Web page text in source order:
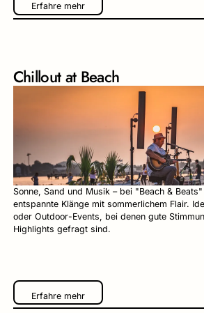
Erfahre mehr
Chillout at Beach
Sonne, Sand und Musik – bei "Beach &
entspannte Klänge mit sommerlichem Flair.
oder Outdoor-Events, bei denen gute
Highlights gefragt sind.
Erfahre mehr